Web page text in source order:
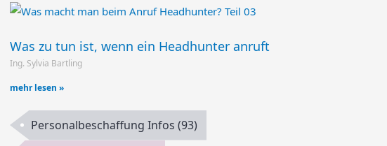
Was zu tun ist, wenn ein Headhunter anruft
Ing. Sylvia Bartling
mehr lesen »
Personalbeschaffung Infos (93)